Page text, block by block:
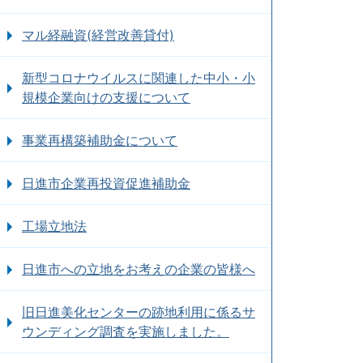
マル経融資(経営改善貸付)
新型コロナウイルスに関連した中小・小
規模企業向けの支援について
事業再構築補助金について
日進市企業再投資促進補助金
工場立地法
日進市への立地をお考えの企業の皆様へ
旧日進美化センターの跡地利用に係るサ
ウンディング調査を実施しました。